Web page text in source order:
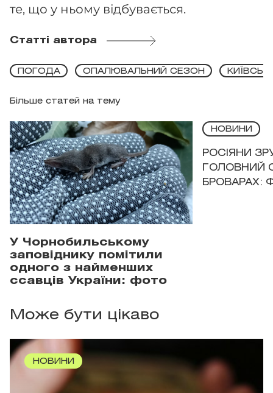
те, що у ньому відбувається.
Статті автора
Більше статей на тему
ПОГОДА ОПАЛЮВАЛЬНИЙ СЕЗОН
У Чорнобильському
заповіднику помітили
одного з найменших
ссавців України: фото
НОВИНИ
РОСІЯНИ
ГОЛОВНИЙ
БРОВАРАХ:
Може бути цікаво
НОВИНИ